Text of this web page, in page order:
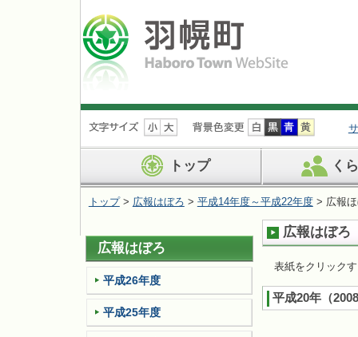
ナ
ビ
ョ
ン
飛
ば
す
トップ く
トップ> 広報はぼろ > 平成14年度～平成22年度> 広報
広報はぼろ
表紙をクリック
平成20年（
広報はぼろ
平成26年度
平成25年度